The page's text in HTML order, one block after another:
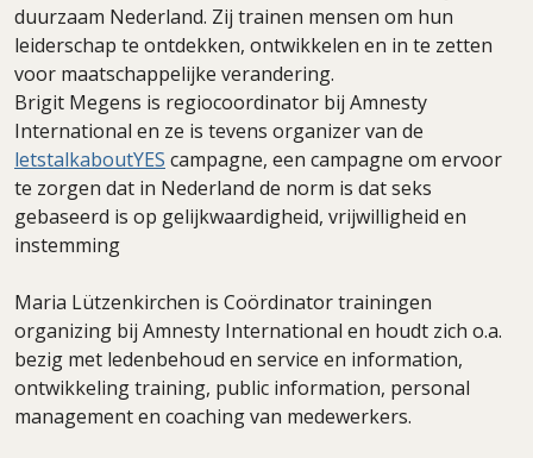
duurzaam Nederland. Zij trainen mensen om hun
leiderschap te ontdekken, ontwikkelen en in te zetten
voor maatschappelijke verandering.
Brigit Megens is regiocoordinator bij Amnesty
International en ze is tevens organizer van de
letstalkaboutYES campagne, een campagne om ervoor
te zorgen dat in Nederland de norm is dat seks
gebaseerd is op gelijkwaardigheid, vrijwilligheid en
instemming
Maria Lützenkirchen is Coördinator trainingen
organizing bij Amnesty International en houdt zich o.a.
bezig met ledenbehoud en service en information,
ontwikkeling training, public information, personal
management en coaching van medewerkers.